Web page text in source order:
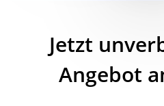
Jetzt
Angebot